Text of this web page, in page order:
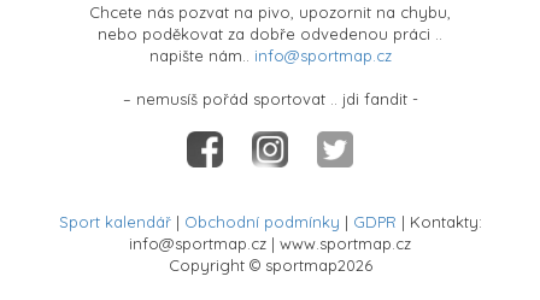
Chcete nás pozvat na pivo, upozornit na chybu,
nebo poděkovat za dobře odvedenou práci ..
napište nám.. info@sportmap.cz
– nemusíš pořád sportovat .. jdi fandit -
Sport kalendář| Obchodní podmínky | GDPR | Kontakty:
info@sportmap.cz | www.sportmap.cz
Copyright © sportmap2026